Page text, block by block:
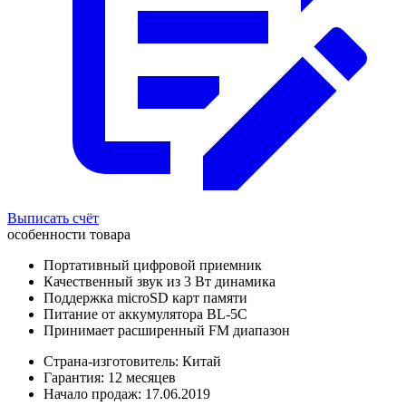
Выписать счёт
особенности товара
Портативный цифровой приемник
Качественный звук из 3 Вт динамика
Поддержка microSD карт памяти
Питание от аккумулятора BL-5C
Принимает расширенный FM диапазон
Страна-изготовитель: Китай
Гарантия: 12 месяцев
Начало продаж: 17.06.2019